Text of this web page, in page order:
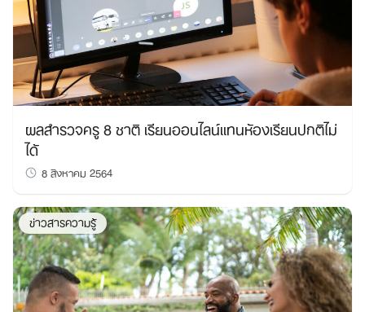
ผลสำรวจครู 8 ชาติ เรียนออนไลน์แทนห้องเรียนปกติไม่
ได้
8 สิงหาคม 2564
ข่าวสารความรู้